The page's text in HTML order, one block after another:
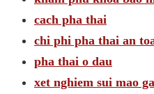
cach pha thai
chi phi pha thai an
pha thai o dau
xet nghiem sui mao